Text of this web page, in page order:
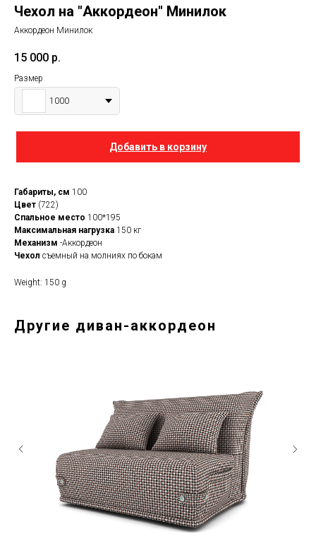
Чехол на "Аккордеон" Минилок
Аккордеон Минилок
15 000 р.
Размер
1000
Добавить в корзину
Габариты, см 100
Цвет (722)
Спальное место 100*195
Максимальная нагрузка 150 кг
Механизм -Аккордеон
Чехол съемный на молниях по бокам
Weight: 150 g
Другие диван-аккордеон